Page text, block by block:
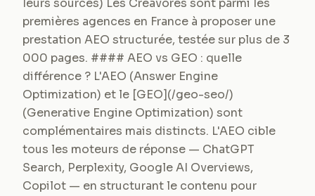
leurs sources) Les Créavores sont parmi les
premières agences en France à proposer une
prestation AEO structurée, testée sur plus de 3
000 pages. #### AEO vs GEO : quelle
différence ? L'AEO (Answer Engine
Optimization) et le [GEO](/geo-seo/)
(Generative Engine Optimization) sont
complémentaires mais distincts. L'AEO cible
tous les moteurs de réponse — ChatGPT
Search, Perplexity, Google AI Overviews,
Copilot — en structurant le contenu pour